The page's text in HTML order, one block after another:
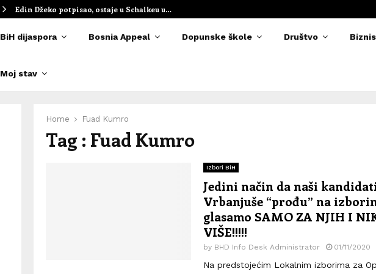
Edin Džeko potpisao, ostaje u Schalkeu u…
BiH dijaspora Bosnia Appeal Dopunske škole Društvo Biznis
Moj stav
Home Fuad Kumro
Tag : Fuad Kumro
Izbori BiH
Jedini način da naši
Vrbanjuše “prođu” na
glasamo SAMO ZA NJIH I
VIŠE!!!!!
by BHD Info Desk Administrator 01/11/2020
Na predstojećim Lokalnim izborima za